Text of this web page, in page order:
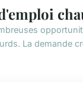
La demande